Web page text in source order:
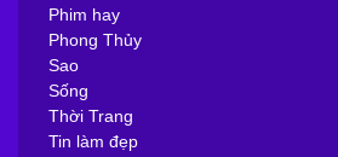
Phim hay
Phong Thủy
Sao
Sống
Thời Trang
Tin làm đẹp